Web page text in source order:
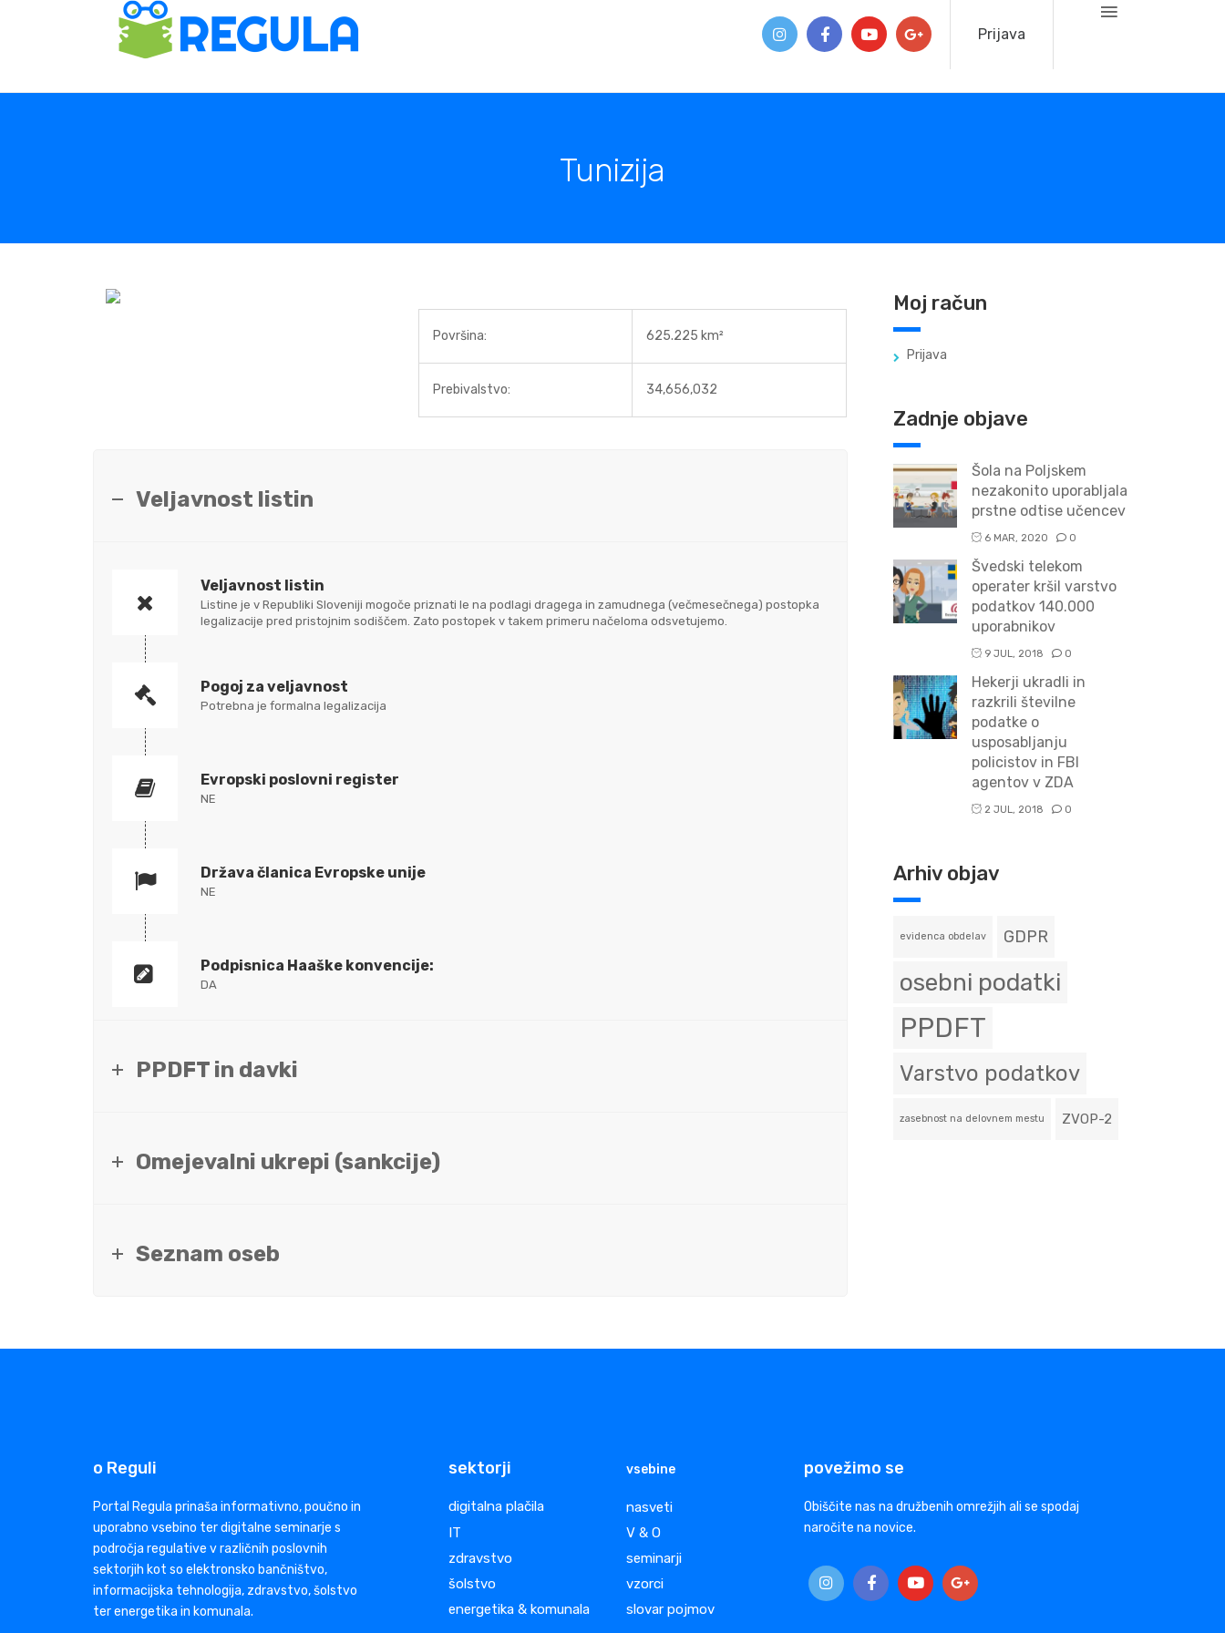
Prijava
Tunizija
Površina: 625.225 km²
Prebivalstvo: 34,656,032
Veljavnost listin
Veljavnost listin
Listine je v Republiki Sloveniji mogoče priznati le na podlagi dragega in zamudnega (večmesečnega) postopka
legalizacije pred pristojnim sodiščem. Zato postopek v takem primeru načeloma odsvetujemo.
Pogoj za veljavnost
Potrebna je formalna legalizacija
Evropski poslovni register
NE
Država članica Evropske unije
NE
Podpisnica Haaške konvencije:
DA
PPDFT in davki
Omejevalni ukrepi (sankcije)
Seznam oseb
Moj račun
Prijava
Zadnje objave
Šola na Poljskem
nezakonito uporabljala
prstne odtise učencev
6 MAR, 2020 0
Švedski telekom
operater kršil varstvo
podatkov 140.000
uporabnikov
9 JUL, 2018 0
Hekerji ukradli in
razkrili številne
podatke o
usposabljanju
policistov in FBI
agentov v ZDA
2 JUL, 2018 0
Arhiv objav
evidenca obdelav GDPR
osebni podatki
PPDFT
Varstvo podatkov
zasebnost na delovnem mestu ZVOP-2
o Reguli
Portal Regula prinaša informativno, poučno in
uporabno vsebino ter digitalne seminarje s
področja regulative v različnih poslovnih
sektorjih kot so elektronsko bančništvo,
informacijska tehnologija, zdravstvo, šolstvo
ter energetika in komunala.
sektorji
digitalna plačila
IT
zdravstvo
šolstvo
energetika & komunala
vsebine
nasveti
V & O
seminarji
vzorci
slovar pojmov
povežimo se
Obiščite nas na družbenih omrežjih ali se spodaj
naročite na novice.